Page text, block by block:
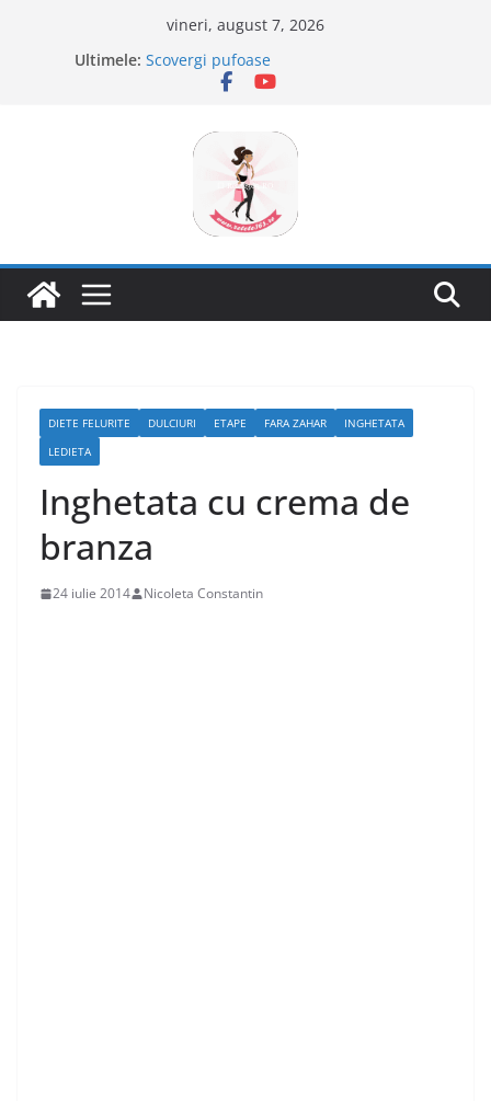
vineri, august 7, 2026
Ultimele: Scovergi pufoase
Ciocolata de casa cu pasta din fructe
DIETE FELURITE DULCIURI ETAPE FARA ZAHAR
INGHETATA
LEDIETA
Inghetata cu crema de
branza
24 iulie 2014 Nicoleta Constantin